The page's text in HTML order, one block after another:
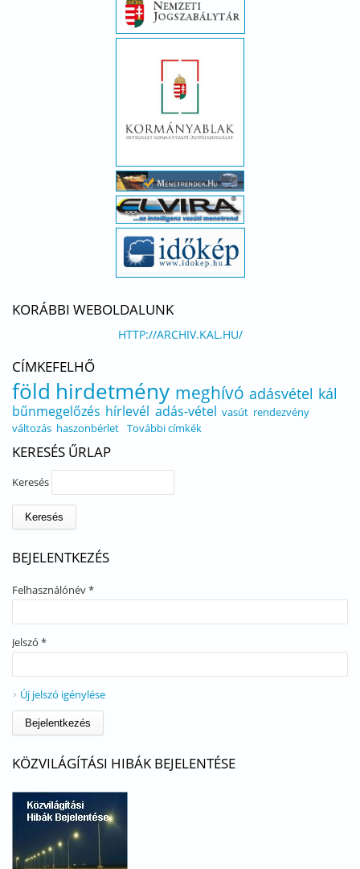
KORÁBBI WEBOLDALUNK
HTTP://ARCHIV.KAL.HU/
CÍMKEFELHŐ
föld hirdetmény meghívó adásvétel kál
bűnmegelőzés hírlevél adás-vétel vasút rendezvény
változás haszonbérlet További címkék
KERESÉS ŰRLAP
Keresés
BEJELENTKEZÉS
Felhasználónév*
Jelszó *
Új jelszó igénylése
KÖZVILÁGÍTÁSI HIBÁK BEJELENTÉSE